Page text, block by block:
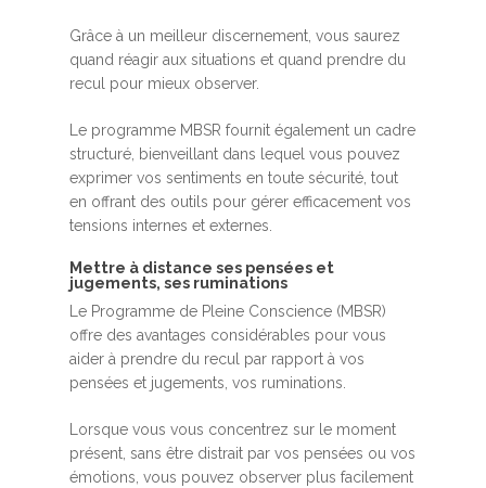
Grâce à un meilleur discernement, vous saurez
quand réagir aux situations et quand prendre du
recul pour mieux observer.
Le programme MBSR fournit également un cadre
structuré, bienveillant dans lequel vous pouvez
exprimer vos sentiments en toute sécurité, tout
en offrant des outils pour gérer efficacement vos
tensions internes et externes.
Mettre à distance ses pensées et
jugements, ses ruminations
Le Programme de Pleine Conscience (MBSR)
offre des avantages considérables pour vous
aider à prendre du recul par rapport à vos
pensées et jugements, vos ruminations.
Lorsque vous vous concentrez sur le moment
présent, sans être distrait par vos pensées ou vos
émotions, vous pouvez observer plus facilement